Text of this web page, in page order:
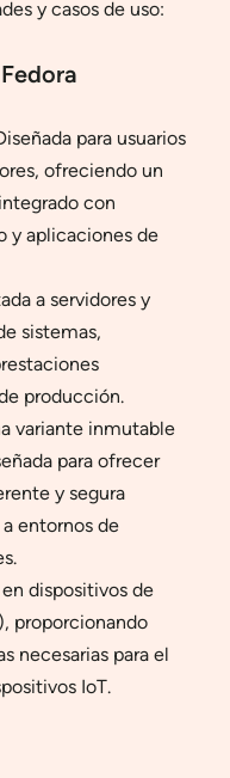
y casos de uso:
para usuarios
ofreciendo un
con
y aplicaciones de
a servidores y
sistemas,
producción.
variante inmutable
para ofrecer
y segura
entornos de
dispositivos de
proporcionando
necesarias para el
IoT.